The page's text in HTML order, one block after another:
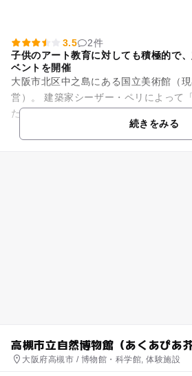
3.5
2件
子供のアート教育に対しても積極的で
ベントを開催
大阪市北区中之島にある国立美術館（
営）。 建築家シーザー・ペリによって「竹のしなり」を表現し
たという外観は、科学館、図書館と文
続きをみる
高槻市立自然博物館（あくあぴあ芥
大阪府高槻市 / 博物館・科学館, 体験施設